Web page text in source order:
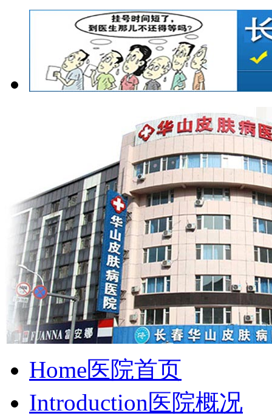
Home医院首页
Introduction医院概况